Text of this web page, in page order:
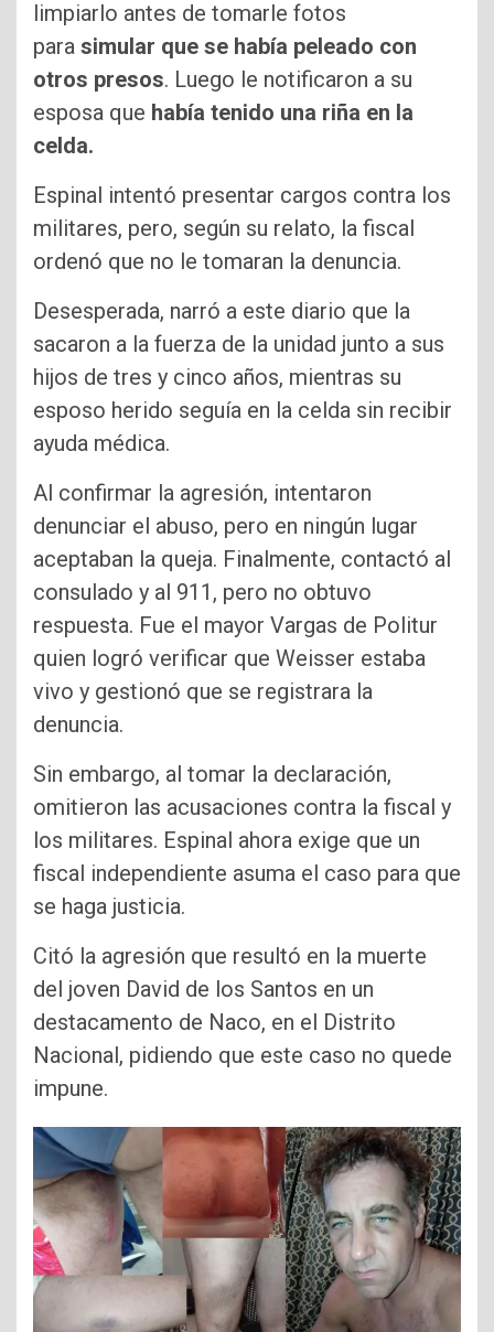
limpiarlo antes de tomarle fotos
para simular que se había peleado con
otros presos. Luego le notificaron a su
esposa que había tenido una riña en la
celda.
Espinal intentó presentar cargos contra los
militares, pero, según su relato, la fiscal
ordenó que no le tomaran la denuncia.
Desesperada, narró a este diario que la
sacaron a la fuerza de la unidad junto a sus
hijos de tres y cinco años, mientras su
esposo herido seguía en la celda sin recibir
ayuda médica.
Al confirmar la agresión, intentaron
denunciar el abuso, pero en ningún lugar
aceptaban la queja. Finalmente, contactó al
consulado y al 911, pero no obtuvo
respuesta. Fue el mayor Vargas de Politur
quien logró verificar que Weisser estaba
vivo y gestionó que se registrara la
denuncia.
Sin embargo, al tomar la declaración,
omitieron las acusaciones contra la fiscal y
los militares. Espinal ahora exige que un
fiscal independiente asuma el caso para que
se haga justicia.
Citó la agresión que resultó en la muerte
del joven David de los Santos en un
destacamento de Naco, en el Distrito
Nacional, pidiendo que este caso no quede
impune.